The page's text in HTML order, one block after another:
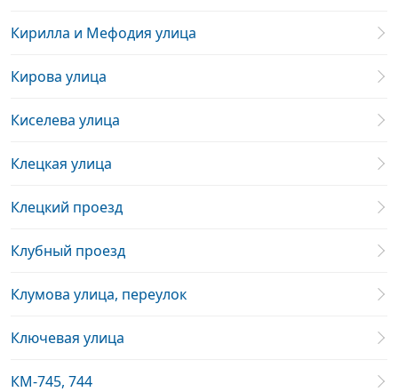
Кирилла и Мефодия улица
Кирова улица
Киселева улица
Клецкая улица
Клецкий проезд
Клубный проезд
Клумова улица, переулок
Ключевая улица
КМ-745, 744